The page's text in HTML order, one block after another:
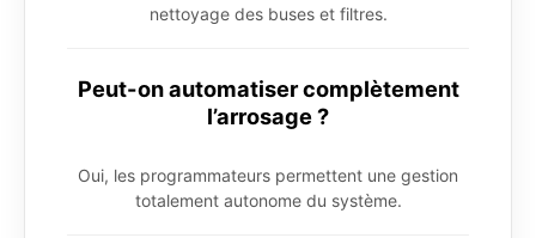
nettoyage des buses et filtres.
Peut-on automatiser complètement
l’arrosage ?
Oui, les programmateurs permettent une gestion
totalement autonome du système.